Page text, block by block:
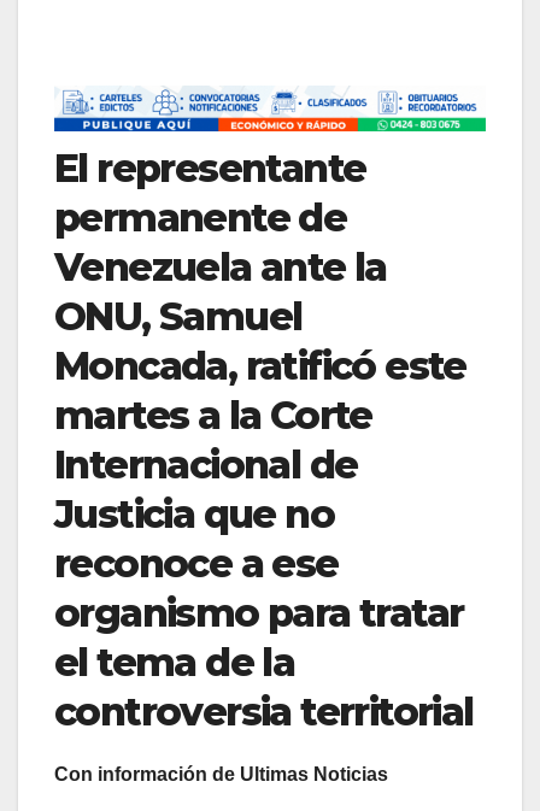
El representante
permanente de
Venezuela ante la
ONU, Samuel
Moncada, ratificó este
martes a la Corte
Internacional de
Justicia que no
reconoce a ese
organismo para tratar
el tema de la
controversia territorial
Con información de Ultimas Noticias